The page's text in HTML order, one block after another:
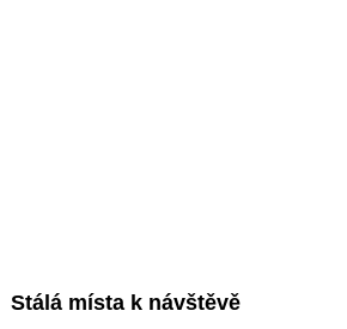
Stálá místa k návštěvě